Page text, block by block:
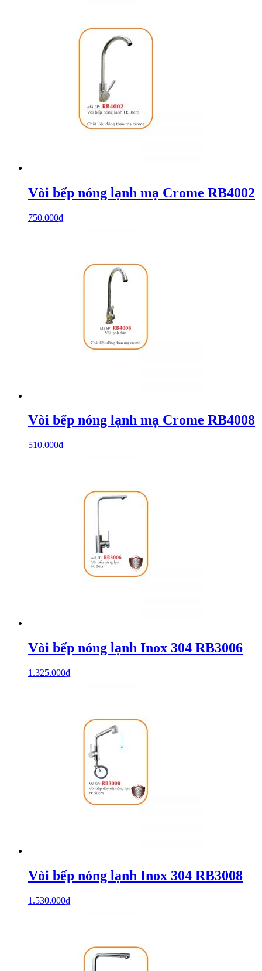
Vòi bếp nóng lạnh mạ Crome RB4002
750.000₫
Vòi bếp nóng lạnh mạ Crome RB4008
510.000₫
Vòi bếp nóng lạnh Inox 304 RB3006
1.325.000₫
Vòi bếp nóng lạnh Inox 304 RB3008
1.530.000₫